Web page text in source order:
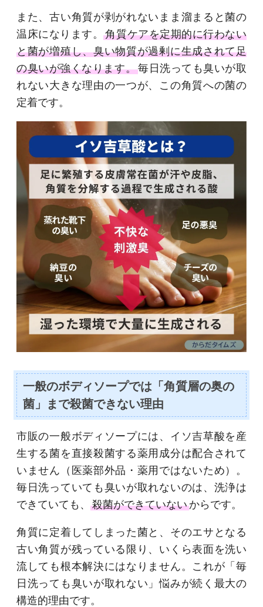
また、古い角質が剥がれないまま溜まると菌の
温床になります。角質ケアを定期的に行わない
と菌が増殖し、臭い物質が過剰に生成されて足
の臭いが強くなります。毎日洗っても臭いが取
れない大きな理由の一つが、この角質への菌の
定着です。
一般のボディソープでは「角質層の奥の
菌」まで殺菌できない理由
市販の一般ボディソープには、イソ吉草酸を産
生する菌を直接殺菌する薬用成分は配合されて
いません（医薬部外品・薬用ではないため）。
毎日洗っていても臭いが取れないのは、洗浄は
できていても、
殺菌ができていないからです。
角質に定着してしまった菌と、そのエサとなる
古い角質が残っている限り、いくら表面を洗い
流しても根本解決にはなりません。これが「毎
日洗っても臭いが取れない」悩みが続く最大の
構造的理由です。